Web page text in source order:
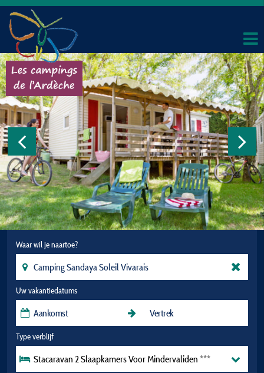
Waar wil je naartoe?
Uw vakantiedatums
Type verblijf
Stacaravan 2 Slaapkamers Voor Mindervaliden ***